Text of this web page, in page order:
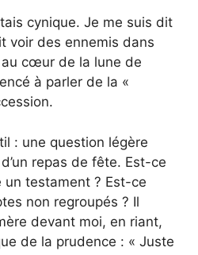
cynique. Je me suis dit
voir des ennemis dans
cœur de la lune de
à parler de la «
: une question légère
repas de fête. Est-ce
un testament ? Est-ce
non regroupés ? Il
devant moi, en riant,
de la prudence : « Juste